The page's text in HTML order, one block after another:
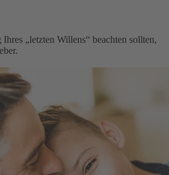
„letzten Willens“ beachten sollten,